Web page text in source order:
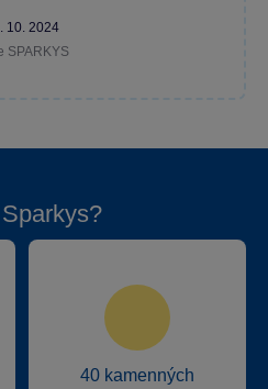
10. 2024
SPARKYS
40 kamenných